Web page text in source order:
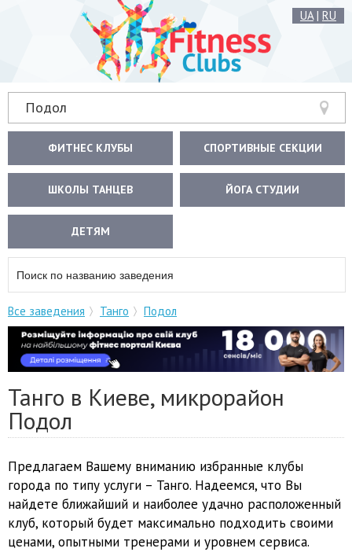
UA| RU
Подол
ФИТНЕС КЛУБЫ СПОРТИВНЫЕ СЕКЦИИ
ШКОЛЫ ТАНЦЕВ ЙОГА СТУДИИ
ДЕТЯМ
Все заведения Танго Подол
Танго в Киеве, микрорайон
Подол
Предлагаем Вашему вниманию избранные клубы
города по типу услуги – Танго. Надеемся, что Вы
найдете ближайший и наиболее удачно расположенный
клуб, который будет максимально подходить своими
ценами, опытными тренерами и уровнем сервиса.